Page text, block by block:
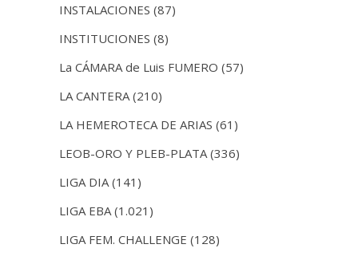
INSTALACIONES (87)
INSTITUCIONES (8)
La CÁMARA de Luis FUMERO (57)
LA CANTERA (210)
LA HEMEROTECA DE ARIAS (61)
LEOB-ORO Y PLEB-PLATA (336)
LIGA DIA (141)
LIGA EBA (1.021)
LIGA FEM. CHALLENGE (128)